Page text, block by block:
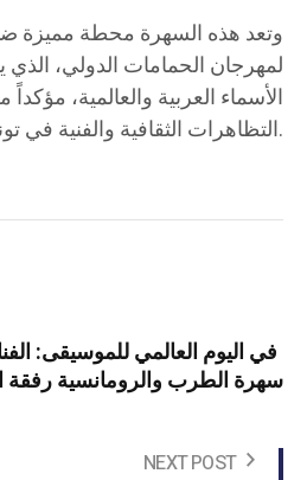
وتعد هذه السهرة محطة مميزة
لمهرجان الحمامات الدولي،
الأسماء العربية والعالمية،
التظاهرات الثقافية والفنية في تونس والمنطقة.
في اليوم العالمي للموسيقى:
سهرة الطرب والرومانسية رفقة
NEXT POST